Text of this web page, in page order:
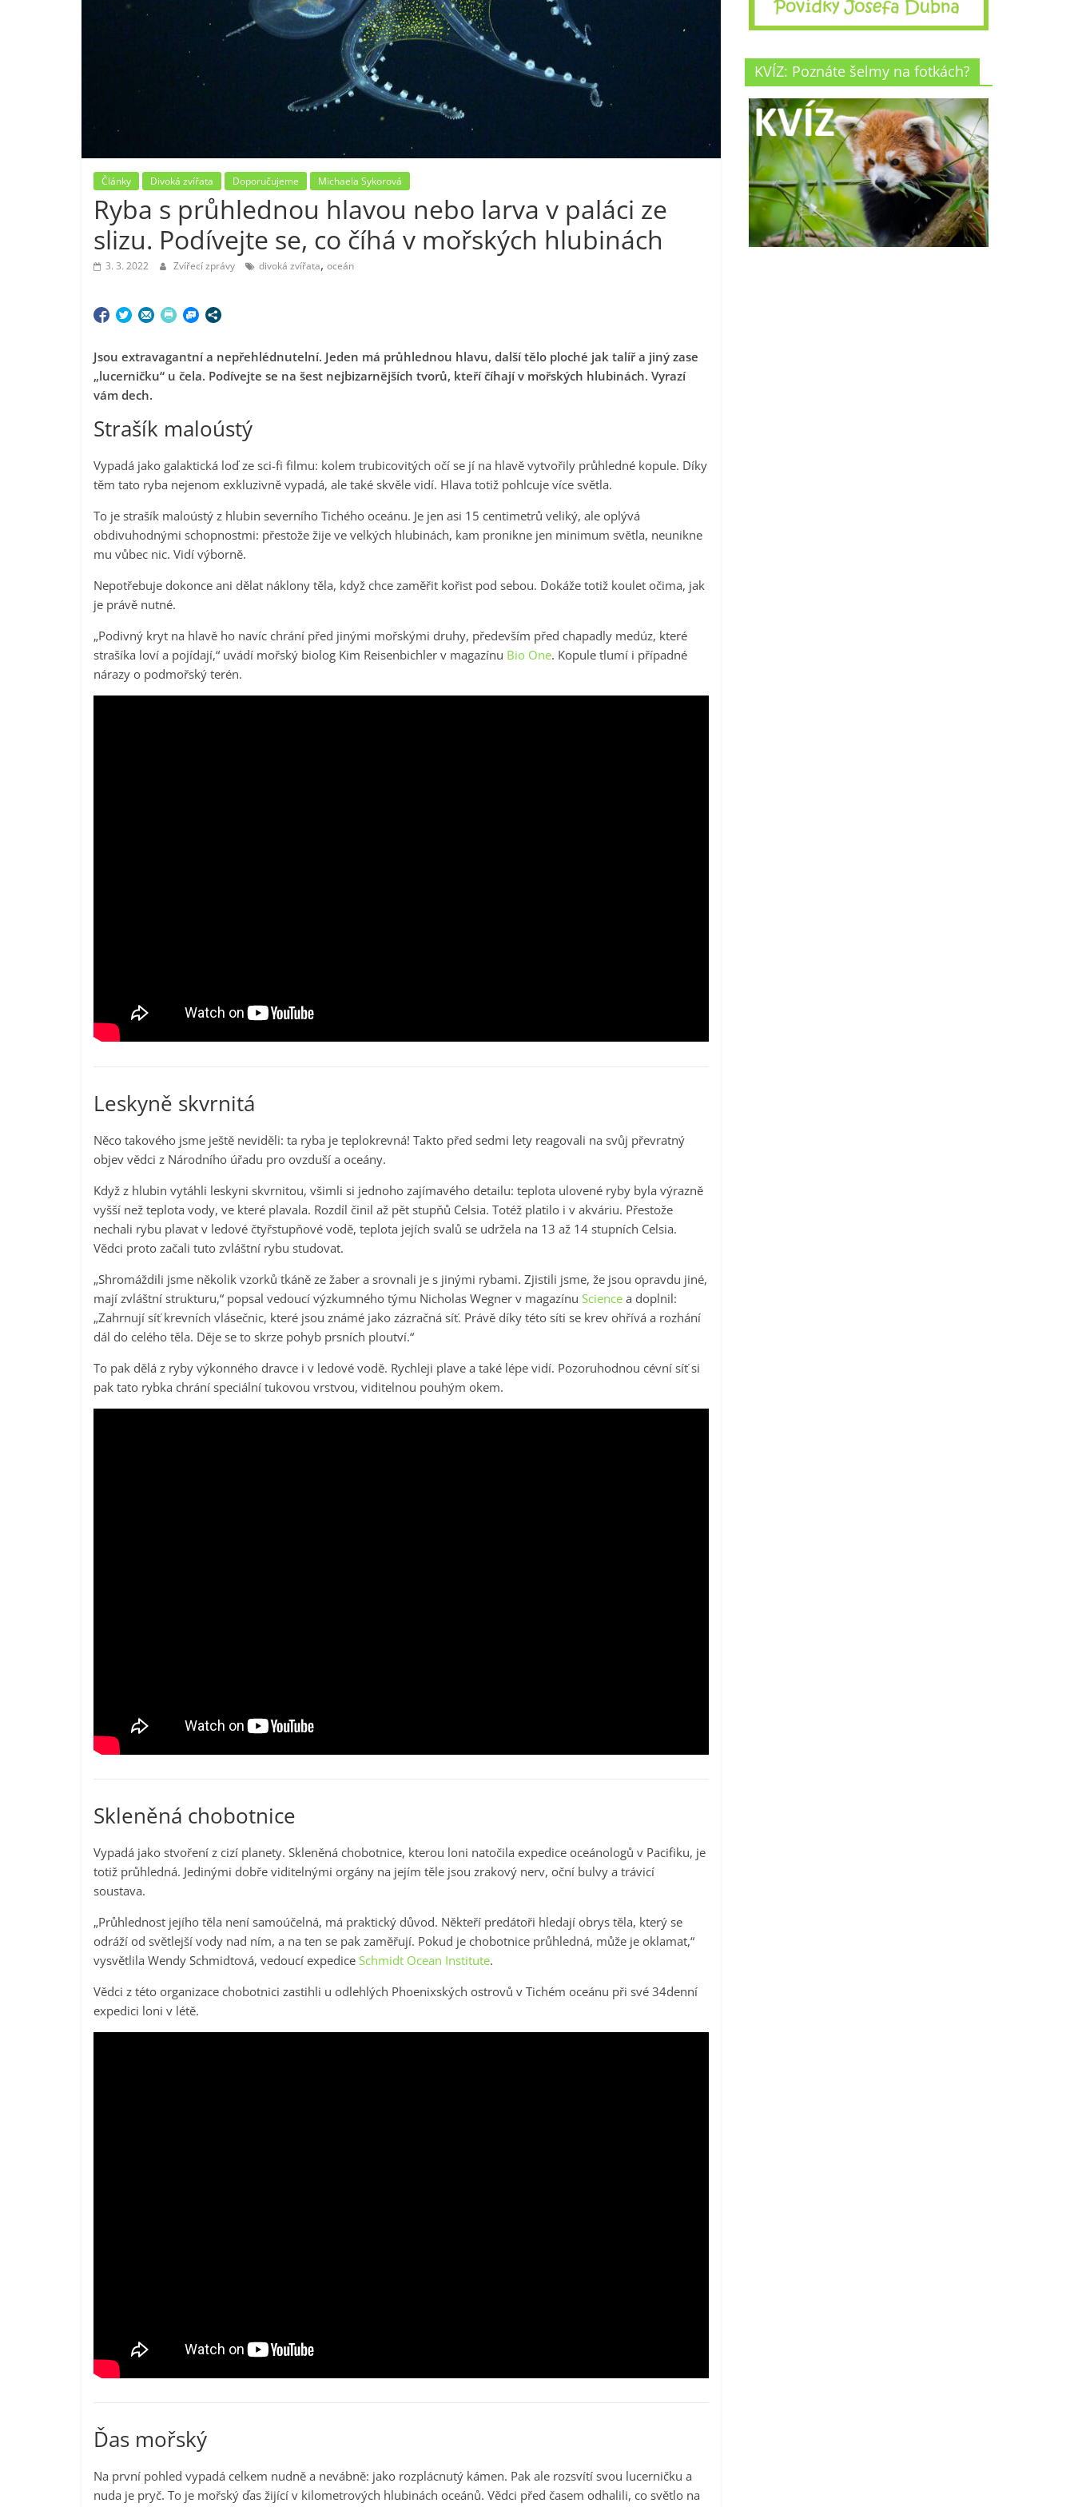
Články Divoká zvířata Doporučujeme Michaela Sykorová
Ryba s průhlednou hlavou nebo larva v paláci ze
slizu. Podívejte se, co číhá v mořských hlubinách
3. 3. 2022 Zvířecí zprávy divoká zvířata, oceán
Jsou extravagantní a nepřehlédnutelní. Jeden má průhlednou hlavu, další tělo ploché jak talíř a jiný zase
„lucerničku“ u čela. Podívejte se na šest nejbizarnějších tvorů, kteří číhají v mořských hlubinách. Vyrazí
vám dech.
Strašík maloústý
Vypadá jako galaktická loď ze sci-fi filmu: kolem trubicovitých očí se jí na hlavě vytvořily průhledné kopule. Díky
těm tato ryba nejenom exkluzivně vypadá, ale také skvěle vidí. Hlava totiž pohlcuje více světla.
To je strašík maloústý z hlubin severního Tichého oceánu. Je jen asi 15 centimetrů veliký, ale oplývá
obdivuhodnými schopnostmi: přestože žije ve velkých hlubinách, kam pronikne jen minimum světla, neunikne
mu vůbec nic. Vidí výborně.
Nepotřebuje dokonce ani dělat náklony těla, když chce zaměřit kořist pod sebou. Dokáže totiž koulet očima, jak
je právě nutné.
„Podivný kryt na hlavě ho navíc chrání před jinými mořskými druhy, především před chapadly medúz, které
strašíka loví a pojídají,“ uvádí mořský biolog Kim Reisenbichler v magazínu Bio One. Kopule tlumí i případné
nárazy o podmořský terén.
Leskyně skvrnitá
Něco takového jsme ještě neviděli: ta ryba je teplokrevná! Takto před sedmi lety reagovali na svůj převratný
objev vědci z Národního úřadu pro ovzduší a oceány.
Když z hlubin vytáhli leskyni skvrnitou, všimli si jednoho zajímavého detailu: teplota ulovené ryby byla výrazně
vyšší než teplota vody, ve které plavala. Rozdíl činil až pět stupňů Celsia. Totéž platilo i v akváriu. Přestože
nechali rybu plavat v ledové čtyřstupňové vodě, teplota jejích svalů se udržela na 13 až 14 stupních Celsia.
Vědci proto začali tuto zvláštní rybu studovat.
„Shromáždili jsme několik vzorků tkáně ze žaber a srovnali je s jinými rybami. Zjistili jsme, že jsou opravdu jiné,
mají zvláštní strukturu,“ popsal vedoucí výzkumného týmu Nicholas Wegner v magazínu Science a doplnil:
„Zahrnují síť krevních vlásečnic, které jsou známé jako zázračná síť. Právě díky této síti se krev ohřívá a rozhání
dál do celého těla. Děje se to skrze pohyb prsních ploutví.“
To pak dělá z ryby výkonného dravce i v ledové vodě. Rychleji plave a také lépe vidí. Pozoruhodnou cévní síť si
pak tato rybka chrání speciální tukovou vrstvou, viditelnou pouhým okem.
Skleněná chobotnice
Vypadá jako stvoření z cizí planety. Skleněná chobotnice, kterou loni natočila expedice oceánologů v Pacifiku, je
totiž průhledná. Jedinými dobře viditelnými orgány na jejím těle jsou zrakový nerv, oční bulvy a trávicí
soustava.
„Průhlednost jejího těla není samoúčelná, má praktický důvod. Někteří predátoři hledají obrys těla, který se
odráží od světlejší vody nad ním, a na ten se pak zaměřují. Pokud je chobotnice průhledná, může je oklamat,“
vysvětlila Wendy Schmidtová, vedoucí expedice Schmidt Ocean Institute.
Vědci z této organizace chobotnici zastihli u odlehlých Phoenixských ostrovů v Tichém oceánu při své 34denní
expedici loni v létě.
Ďas mořský
Na první pohled vypadá celkem nudně a nevábně: jako rozplácnutý kámen. Pak ale rozsvítí svou lucerničku a
nuda je pryč. To je mořský ďas žijící v kilometrových hlubinách oceánů. Vědci před časem odhalili, co světlo na
KVÍZ: Poznáte šelmy na fotkách?